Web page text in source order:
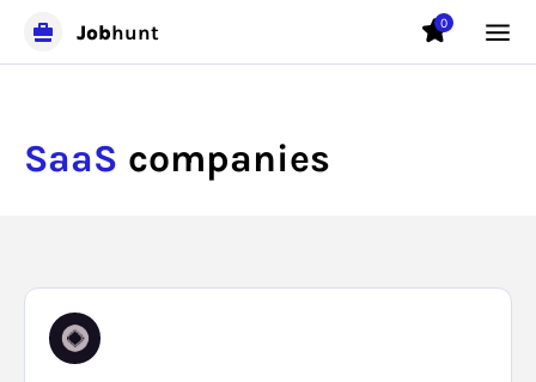
Jobhunt 0
SaaS companies